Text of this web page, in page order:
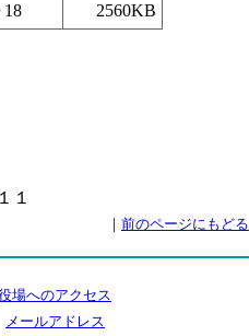
18 2560KB
１
｜ 前のページにもどる
場へのアクセス
メールアドレス